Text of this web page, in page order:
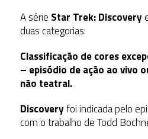
A série Star Trek: Discovery
duas categorias:
Classificação de cores
– episódio de ação ao vivo
não teatral.
Discoveryfoi indicada pelo
com o trabalho de Todd